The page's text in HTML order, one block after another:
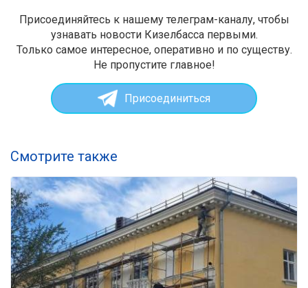
Присоединяйтесь к нашему телеграм-каналу, чтобы
узнавать новости Кизелбасса первыми.
Только самое интересное, оперативно и по существу.
Не пропустите главное!
Присоединиться
Смотрите также